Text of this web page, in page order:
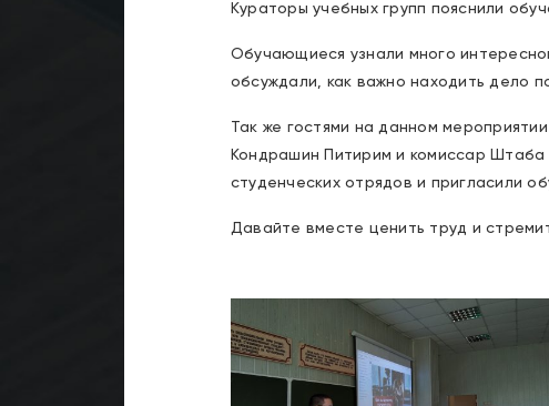
Кураторы учебных групп пояснили
Обучающиеся узнали много
обсуждали, как важно находить дело
Так же гостями на данном
Кондрашин Питирим и комиссар Штаба
студенческих отрядов и пригласили
Давайте вместе ценить труд и